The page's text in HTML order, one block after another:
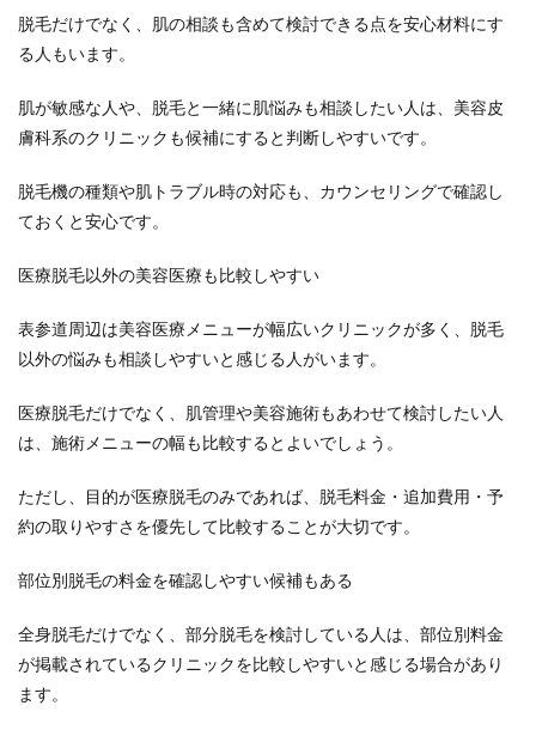
脱毛だけでなく、肌の相談も含めて検討できる点を安心材料にす
る人もいます。
肌が敏感な人や、脱毛と一緒に肌悩みも相談したい人は、美容皮
膚科系のクリニックも候補にすると判断しやすいです。
脱毛機の種類や肌トラブル時の対応も、カウンセリングで確認し
ておくと安心です。
医療脱毛以外の美容医療も比較しやすい
表参道周辺は美容医療メニューが幅広いクリニックが多く、脱毛
以外の悩みも相談しやすいと感じる人がいます。
医療脱毛だけでなく、肌管理や美容施術もあわせて検討したい人
は、施術メニューの幅も比較するとよいでしょう。
ただし、目的が医療脱毛のみであれば、脱毛料金・追加費用・予
約の取りやすさを優先して比較することが大切です。
部位別脱毛の料金を確認しやすい候補もある
全身脱毛だけでなく、部分脱毛を検討している人は、部位別料金
が掲載されているクリニックを比較しやすいと感じる場合があり
ます。